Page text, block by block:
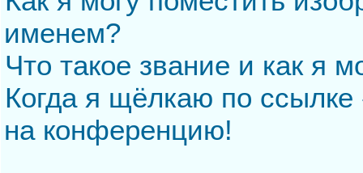
именем?
Что такое звание и как я
Когда я щёлкаю по
на конференцию!